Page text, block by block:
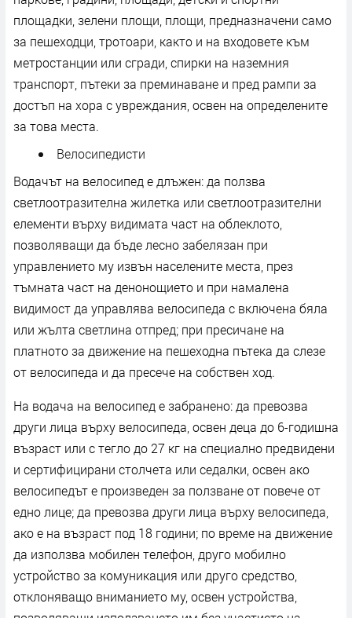
площадки, зелени площи, площи, предназначени само
за пешеходци, тротоари, както и на входовете към
метростанции или сгради, спирки на наземния
транспорт, пътеки за преминаване и пред рампи за
достъп на хора с увреждания, освен на определените
за това места.
Велосипедисти
Водачът на велосипед е длъжен: да ползва
светлоотразителна жилетка или светлоотразителни
елементи върху видимата част на облеклото,
позволяващи да бъде лесно забелязан при
управлението му извън населените места, през
тъмната част на денонощието и при намалена
видимост да управлява велосипеда с включена бяла
или жълта светлина отпред; при пресичане на
платното за движение на пешеходна пътека да слезе
от велосипеда и да пресече на собствен ход.
На водача на велосипед е забранено: да превозва
други лица върху велосипеда, освен деца до 6-годишна
възраст или с тегло до 27 кг на специално предвидени
и сертифицирани столчета или седалки, освен ако
велосипедът е произведен за ползване от повече от
едно лице; да превозва други лица върху велосипеда,
ако е на възраст под 18 години; по време на движение
да използва мобилен телефон, друго мобилно
устройство за комуникация или друго средство,
отклоняващо вниманието му, освен устройства,